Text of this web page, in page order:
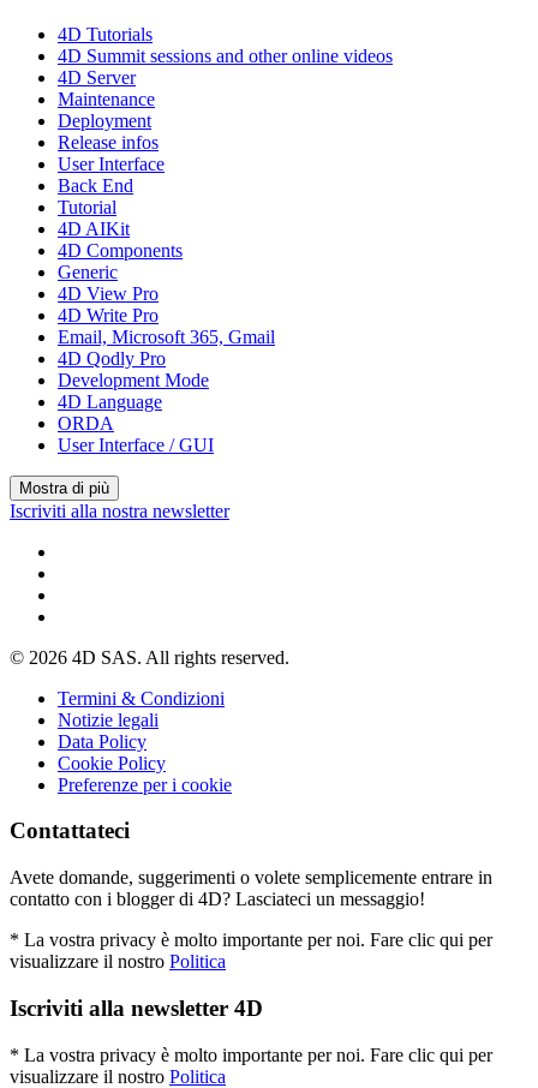
4D Tutorials
4D Summit sessions and other online videos
4D Server
Maintenance
Deployment
Release infos
User Interface
Back End
Tutorial
4D AIKit
4D Components
Generic
4D View Pro
4D Write Pro
Email, Microsoft 365, Gmail
4D Qodly Pro
Development Mode
4D Language
ORDA
User Interface / GUI
Mostra di più
Iscriviti alla nostra newsletter
© 2026 4D SAS. All rights reserved.
Termini & Condizioni
Notizie legali
Data Policy
Cookie Policy
Preferenze per i cookie
Contattateci
Avete domande, suggerimenti o volete semplicemente entrare in
contatto con i blogger di 4D? Lasciateci un messaggio!
* La vostra privacy è molto importante per noi. Fare clic qui per
visualizzare il nostro Politica
Iscriviti alla newsletter 4D
* La vostra privacy è molto importante per noi. Fare clic qui per
visualizzare il nostro Politica